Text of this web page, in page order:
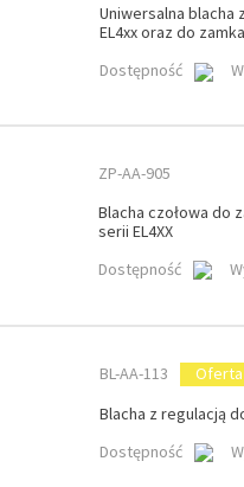
Uniwersalna blacha
EL4xx oraz do
Dostępność
ZP-AA-905
Blacha czołowa do
serii EL4XX
Dostępność
BL-AA-113
Blacha z regulacją
Dostępność